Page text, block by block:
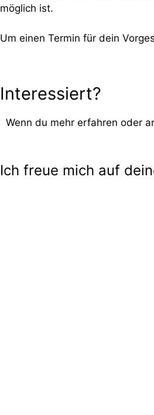
möglich ist.
Um einen Termin für dein
Interessiert?
Wenn du mehr erfahren oder
Ich freue mich auf